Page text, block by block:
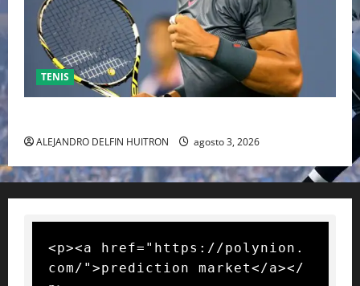
TENIS
ALEJANDRO DELFIN HUITRON agosto 3, 2026
<p><a href="https://polynion.
com/">prediction market</a></